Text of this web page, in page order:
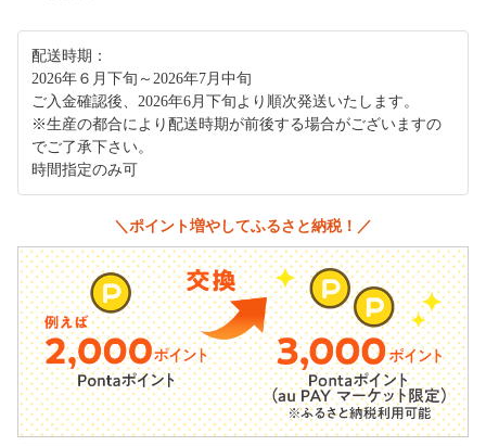
配送時期：
2026年６月下旬～2026年7月中旬
ご入金確認後、2026年6月下旬より順次発送いたします。
※生産の都合により配送時期が前後する場合がございますの
でご了承下さい。
時間指定のみ可
＼ポイント増やしてふるさと納税！／